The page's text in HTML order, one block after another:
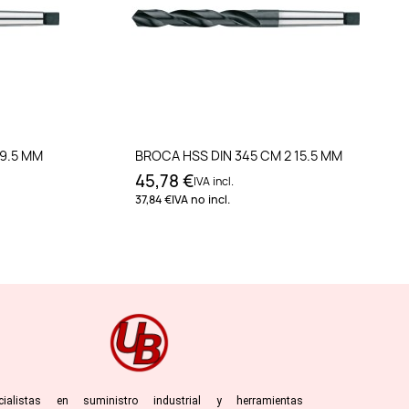
MM Añadir al carrito
BROCA HSS DIN 345 CM 2 15.5 MM
45,78 €IVA incl.
37,84 €IVA no incl.
en suministro industrial y herramientas